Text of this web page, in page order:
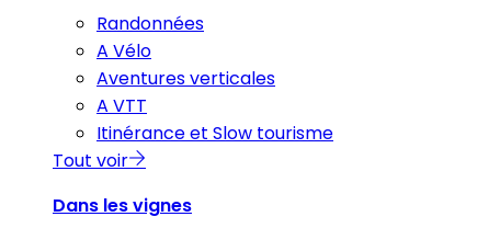
Randonnées
A Vélo
Aventures verticales
A VTT
Itinérance et Slow tourisme
Tout voir
Dans les vignes